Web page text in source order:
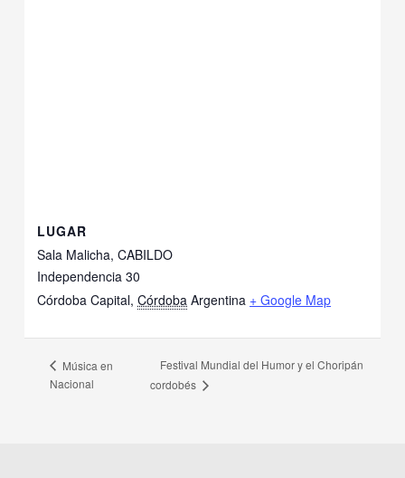
LUGAR
Sala Malicha, CABILDO
Independencia 30
Córdoba Capital, Córdoba Argentina + Google Map
Música en
Nacional
Festival Mundial del Humor y el Choripán
cordobés